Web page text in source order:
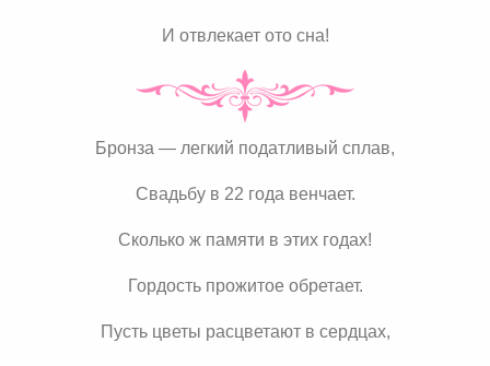
И отвлекает ото сна!
Бронза — легкий податливый сплав,
Свадьбу в 22 года венчает.
Сколько ж памяти в этих годах!
Гордость прожитое обретает.
Пусть цветы расцветают в сердцах,